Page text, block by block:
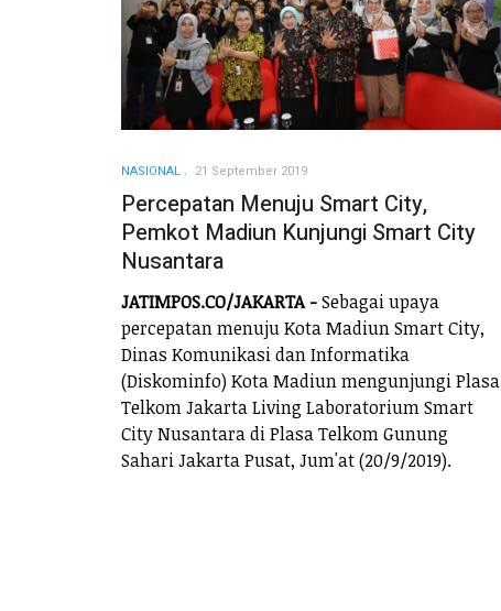
NASIONAL 21 September 2019
Percepatan Menuju Smart City,
Pemkot Madiun Kunjungi Smart City
Nusantara
JATIMPOS.CO/JAKARTA -Sebagai upaya
percepatan menuju Kota Madiun Smart City,
Dinas Komunikasi dan Informatika
(Diskominfo) Kota Madiun mengunjungi Plasa
Telkom Jakarta Living Laboratorium Smart
City Nusantara di Plasa Telkom Gunung
Sahari Jakarta Pusat, Jum'at (20/9/2019).